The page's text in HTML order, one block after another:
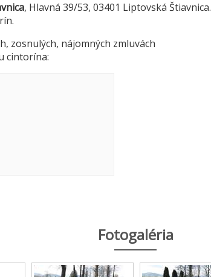
, Hlavná 39/53, 03401 Liptovská Štiavnica.
zosnulých, nájomných zmluvách
cintorína:
Fotogaléria